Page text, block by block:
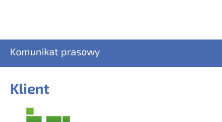
Komunikat prasowy
Klient